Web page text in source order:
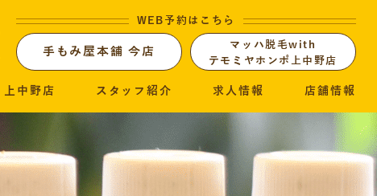
WEB予約はこちら
手もみ屋本舗 今店
マッハ脱毛with
テモミヤホンポ上中野店
上中野店 スタッフ紹介 求人情報 店舗情報